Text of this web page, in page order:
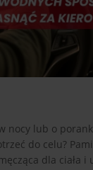
nocy lub o
do celu?
dla ciała i